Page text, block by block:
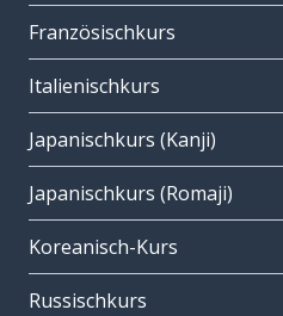
Französischkurs
Italienischkurs
Japanischkurs (Kanji)
Japanischkurs (Romaji)
Koreanisch-Kurs
Russischkurs